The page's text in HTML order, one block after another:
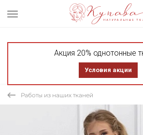
Акция 20% однотонные
Условия акции
Работы из наших тканей